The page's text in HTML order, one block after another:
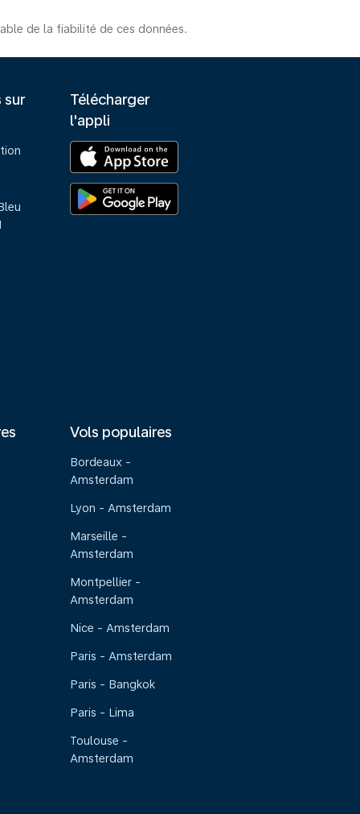
de la fiabilité de ces données.
sur
Télécharger
l'appli
Vols populaires
Bordeaux -
Amsterdam
Lyon - Amsterdam
Marseille -
Amsterdam
Montpellier -
Amsterdam
Nice - Amsterdam
Paris - Amsterdam
Paris - Bangkok
Paris - Lima
Toulouse -
Amsterdam